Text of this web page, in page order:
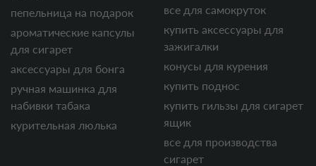
пепельница на подарок
ароматические капсулы
для сигарет
аксессуары для бонга
ручная машинка для
набивки табака
курительная люлька
все для самокруток
купить аксессуары для
зажигалки
конусы для курения
купить поднос
купить гильзы для сигарет
ящик
все для производства
сигарет